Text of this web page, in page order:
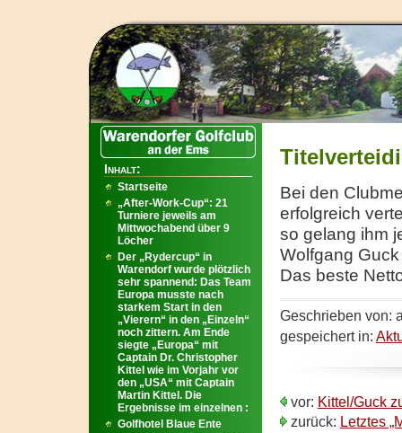
Bei den
erfolgreich
so gelang ihm
Wolfgang
Das beste
Geschrieben von:
gespeichert in:
vor: Kittel/Guck
zurück: Letztes
Inhalt:
Startseite
„After-Work-Cup“: 21
Turniere jeweils am
Mittwochabend über 9
Löcher
Der „Rydercup“ in
Warendorf wurde plötzlich
sehr spannend: Das Team
Europa musste nach
starkem Start in den
„Vierern“ in den „Einzeln“
noch zittern. Am Ende
siegte „Europa“ mit
Captain Dr. Christopher
Kittel wie im Vorjahr vor
den „USA“ mit Captain
Martin Kittel. Die
Ergebnisse im einzelnen :
Golfhotel Blaue Ente